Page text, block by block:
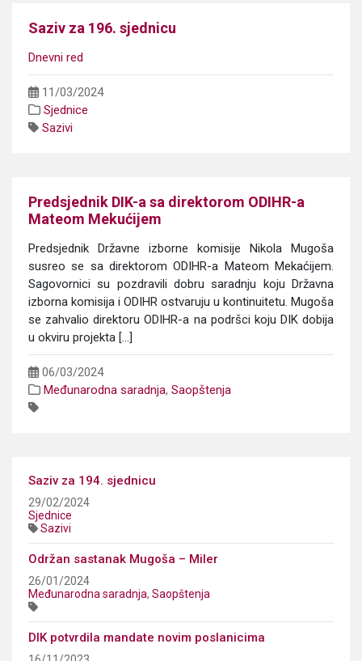
Saziv za 196. sjednicu
Dnevni red
11/03/2024
Sjednice
Sazivi
Predsjednik DIK-a sa direktorom ODIHR-a
Mateom Mekućijem
Predsjednik Državne izborne komisije Nikola Mugoša
susreo se sa direktorom ODIHR-a Mateom Mekaćijem.
Sagovornici su pozdravili dobru saradnju koju Državna
izborna komisija i ODIHR ostvaruju u kontinuitetu. Mugoša
se zahvalio direktoru ODIHR-a na podršci koju DIK dobija
u okviru projekta [...]
06/03/2024
Međunarodna saradnja, Saopštenja
Saziv za 194. sjednicu
29/02/2024
Sjednice
Sazivi
Održan sastanak Mugoša – Miler
26/01/2024
Međunarodna saradnja, Saopštenja
DIK potvrdila mandate novim poslanicima